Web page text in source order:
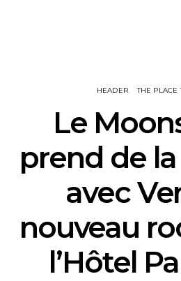
HEADER THE PLACE
Le
prend de
avec
nouveau
l’Hôtel